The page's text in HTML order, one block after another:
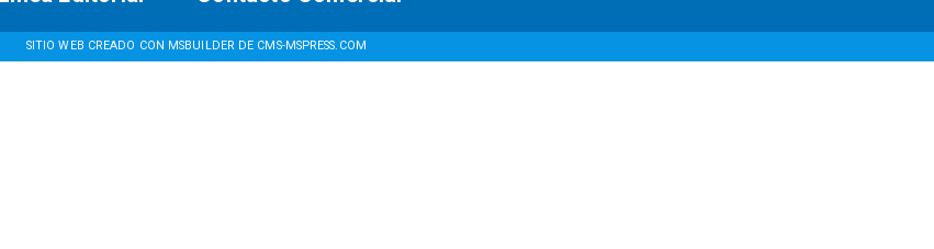
SITIO WEB CREADO CON MSBUILDER DE CMS-MSPRESS.COM